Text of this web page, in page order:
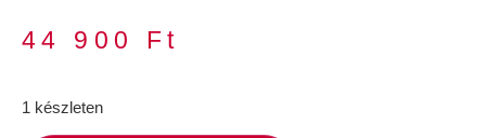
44 900 Ft
1 készleten